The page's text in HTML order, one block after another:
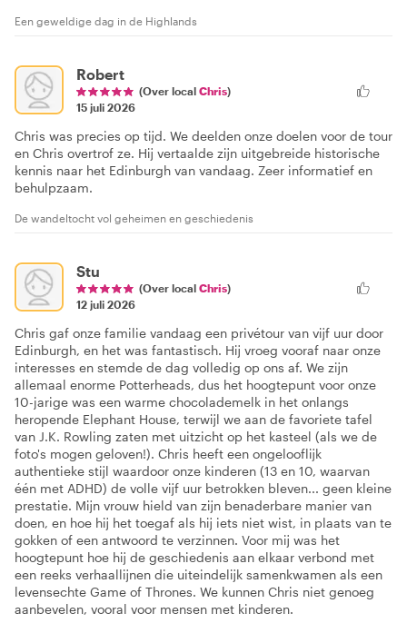
Een geweldige dag in de Highlands
Robert
(Over local Chris)
15 juli 2026
Chris was precies op tijd. We deelden onze doelen voor de tour
en Chris overtrof ze. Hij vertaalde zijn uitgebreide historische
kennis naar het Edinburgh van vandaag. Zeer informatief en
behulpzaam.
De wandeltocht vol geheimen en geschiedenis
Stu
(Over local Chris)
12 juli 2026
Chris gaf onze familie vandaag een privétour van vijf uur door
Edinburgh, en het was fantastisch. Hij vroeg vooraf naar onze
interesses en stemde de dag volledig op ons af. We zijn
allemaal enorme Potterheads, dus het hoogtepunt voor onze
10-jarige was een warme chocolademelk in het onlangs
heropende Elephant House, terwijl we aan de favoriete tafel
van J.K. Rowling zaten met uitzicht op het kasteel (als we de
foto's mogen geloven!). Chris heeft een ongelooflijk
authentieke stijl waardoor onze kinderen (13 en 10, waarvan
één met ADHD) de volle vijf uur betrokken bleven... geen kleine
prestatie. Mijn vrouw hield van zijn benaderbare manier van
doen, en hoe hij het toegaf als hij iets niet wist, in plaats van te
gokken of een antwoord te verzinnen. Voor mij was het
hoogtepunt hoe hij de geschiedenis aan elkaar verbond met
een reeks verhaallijnen die uiteindelijk samenkwamen als een
levensechte Game of Thrones. We kunnen Chris niet genoeg
aanbevelen, vooral voor mensen met kinderen.